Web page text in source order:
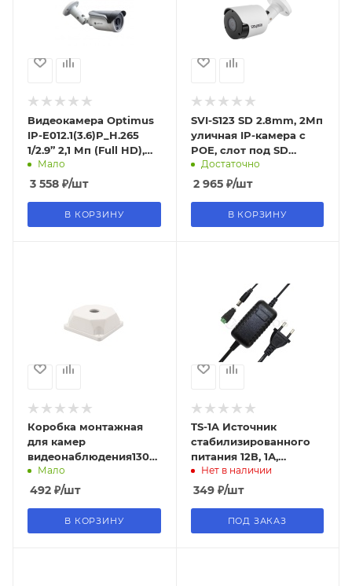
Видеокамера Optimus
IP-E012.1(3.6)P_H.265
1/2.9” 2,1 Мп (Full HD),
SONY IMX323 снят с
производства
Мало
3 558 ₽/шт
В КОРЗИНУ
SVI-S123 SD 2.8mm, 2Мп
уличная IP-камера с
POE, слот под SD
карту, цилиндр
Достаточно
2 965₽/шт
В КОРЗИНУ
Коробка монтажная
для камер
видеонаблюдения130х130х50
мм REXANT
Мало
492 ₽/шт
В КОРЗИНУ
TS-1A Источник
стабилизированного
питания 12В, 1А,
коннектор (клеммная
колодка под винт),
Нет в наличии
349₽/шт
ПОД ЗАКАЗ